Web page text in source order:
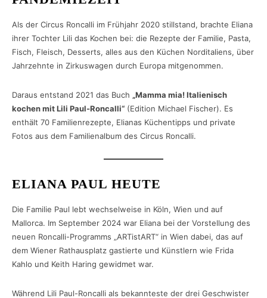
Als der Circus Roncalli im Frühjahr 2020 stillstand, brachte Eliana
ihrer Tochter Lili das Kochen bei: die Rezepte der Familie, Pasta,
Fisch, Fleisch, Desserts, alles aus den Küchen Norditaliens, über
Jahrzehnte in Zirkuswagen durch Europa mitgenommen.
Daraus entstand 2021 das Buch „Mamma mia! Italienisch
kochen mit Lili Paul-Roncalli“ (Edition Michael Fischer). Es
enthält 70 Familienrezepte, Elianas Küchentipps und private
Fotos aus dem Familienalbum des Circus Roncalli.
ELIANA PAUL HEUTE
Die Familie Paul lebt wechselweise in Köln, Wien und auf
Mallorca. Im September 2024 war Eliana bei der Vorstellung des
neuen Roncalli-Programms „ARTistART“ in Wien dabei, das auf
dem Wiener Rathausplatz gastierte und Künstlern wie Frida
Kahlo und Keith Haring gewidmet war.
Während Lili Paul-Roncalli als bekannteste der drei Geschwister